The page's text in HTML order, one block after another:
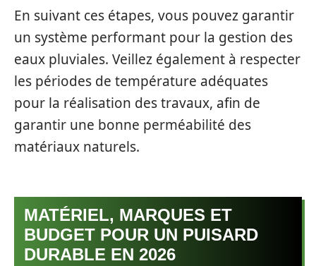
En suivant ces étapes, vous pouvez garantir
un système performant pour la gestion des
eaux pluviales. Veillez également à respecter
les périodes de température adéquates
pour la réalisation des travaux, afin de
garantir une bonne perméabilité des
matériaux naturels.
MATÉRIEL, MARQUES ET
BUDGET POUR UN PUISARD
DURABLE EN 2026